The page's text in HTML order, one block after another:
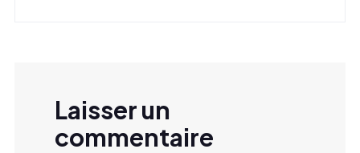
Laisser un
commentaire